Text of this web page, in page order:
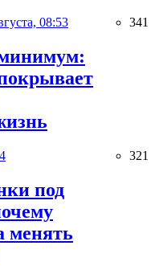
08:53 341
321
под
менять